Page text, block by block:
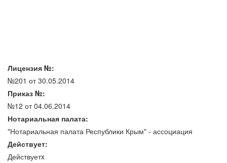
Лицензия №:
№201 от 30.05.2014
Приказ №:
№12 от 04.06.2014
Нотариальная палата:
"Нотариальная палата Республики Крым" - ассоциация
Действует:
Действуетx